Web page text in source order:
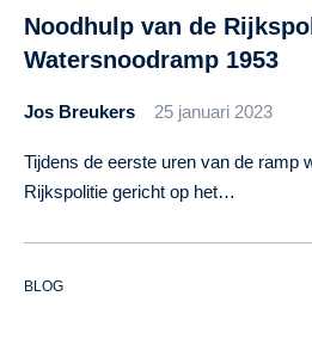
Noodhulp van de
Watersnoodramp 1953
Jos Breukers 25 januari 2023
Tijdens de eerste uren van de ramp
Rijkspolitie gericht op het…
BLOG